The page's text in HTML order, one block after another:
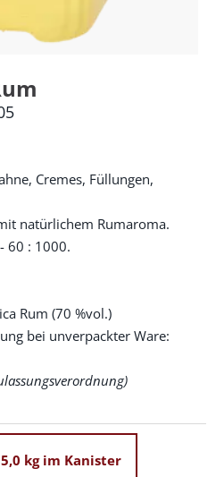
Cremes, Füllungen,
natürlichem Rumaroma.
60 : 1000.
Rum (70 %vol.)
bei unverpackter Ware:
5,0 kg im Kanister